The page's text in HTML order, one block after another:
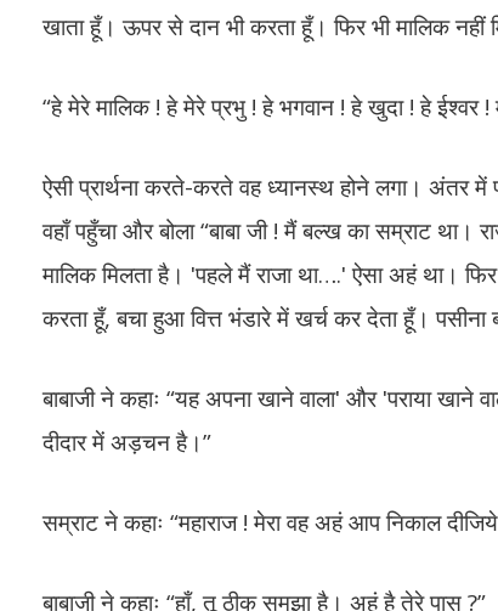
खाता हूँ। ऊपर से दान भी करता हूँ। फिर भी मालिक नहीं
“हे मेरे मालिक ! हे मेरे प्रभु ! हे भगवान ! हे खुदा ! हे
ऐसी प्रार्थना करते-करते वह ध्यानस्थ होने लगा।
वहाँ पहुँचा और बोला “बाबा जी ! मैं बल्ख का सम्राट
मालिक मिलता है। ʹपहले मैं राजा था….ʹ ऐसा अहं था।
करता हूँ, बचा हुआ वित्त भंडारे में खर्च कर देता हूँ। पसीना
बाबाजी ने कहाः “यह अपना खाने वालाʹ और ʹपराया
दीदार में अड़चन है।”
सम्राट ने कहाः “महाराज ! मेरा वह अहं आप निकाल
बाबाजी ने कहाः “हाँ, तू ठीक समझा है। अहं है तेरे पास ?”